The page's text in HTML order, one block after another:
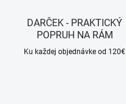
DARČEK - PRAKTICKÝ
POPRUH NA RÁM
Ku každej objednávke od 120€